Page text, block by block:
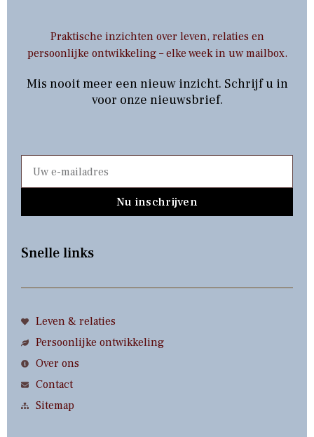
Praktische inzichten over leven, relaties en
persoonlijke ontwikkeling – elke week in uw mailbox.
Mis nooit meer een nieuw inzicht. Schrijf u in
voor onze nieuwsbrief.
Nu inschrijven
Snelle links
Leven & relaties
Persoonlijke ontwikkeling
Over ons
Contact
Sitemap